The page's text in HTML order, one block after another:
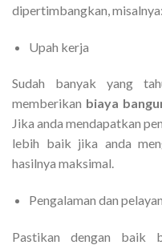
dipertimbangkan, misalnya:
Upah kerja
Sudah banyak yang
memberikan biaya
Jika anda mendapatkan
lebih baik jika anda
hasilnya maksimal.
Pengalaman dan
Pastikan dengan baik